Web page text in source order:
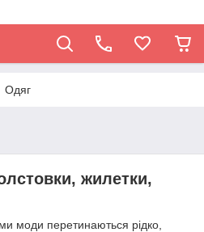
Одяг
жилетки,
моди перетинаються рідко,